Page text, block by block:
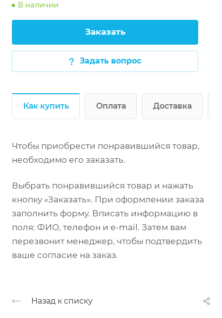
В наличии
Заказать
Задать вопрос
Как купить Оплата Доставка
Чтобы приобрести понравившийся товар,
необходимо его заказать.
Выбрать понравившийся товар и нажать
кнопку «Заказать». При оформлении заказа
заполнить форму. Вписать информацию в
поля: ФИО, телефон и e-mail. Затем вам
перезвонит менеджер, чтобы подтвердить
ваше согласие на заказ.
Назад к списку